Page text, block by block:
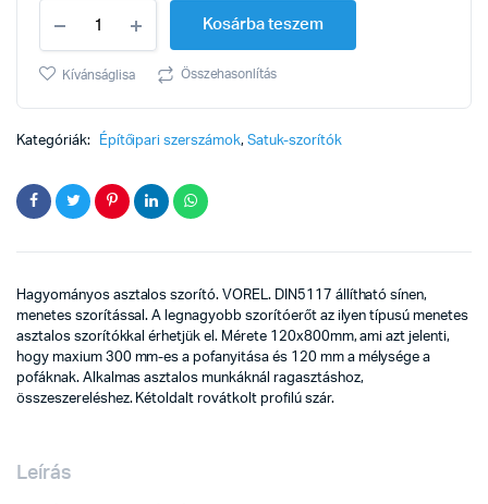
Vorel
120x
800mm
Kosárba teszem
Kívánságlisa Összehasonlítás
Kategóriák: Építőipari szerszámok, Satuk-szorítók
Hagyományos asztalos szorító. VOREL. DIN5117 állítható sínen,
menetes szorítással. A legnagyobb szorítóerőt az ilyen típusú menetes
asztalos szorítókkal érhetjük el. Mérete 120x800mm, ami azt jelenti,
hogy maxium 300 mm-es a pofanyitása és 120 mm a mélysége a
pofáknak. Alkalmas asztalos munkáknál ragasztáshoz,
összeszereléshez. Kétoldalt rovátkolt profilú szár.
Leírás